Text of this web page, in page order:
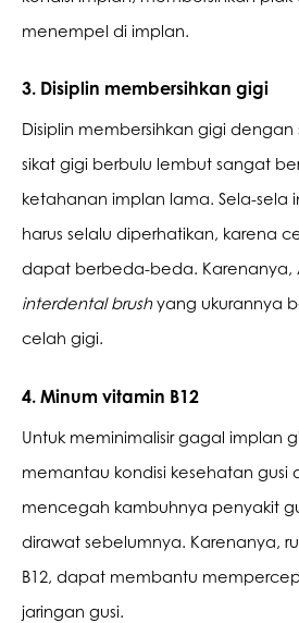
menempel di implan.
3. Disiplin membersihkan gigi
Disiplin membersihkan gigi
sikat gigi berbulu lembut sangat
ketahanan implan lama. Sela-sela
harus selalu diperhatikan, karena
interdental brush yang ukurannya
celah gigi.
4. Minum vitamin B12
Untuk meminimalisir gagal implan
memantau kondisi kesehatan gusi
mencegah kambuhnya penyakit
dirawat sebelumnya. Karenanya,
B12, dapat membantu
jaringan gusi.